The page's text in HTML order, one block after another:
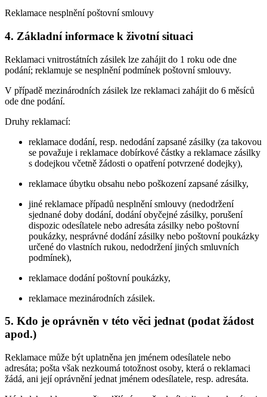
Reklamace nesplnění poštovní smlouvy
4. Základní informace k životní situaci
Reklamaci vnitrostátních zásilek lze zahájit do 1 roku ode dne
podání; reklamuje se nesplnění podmínek poštovní smlouvy.
V případě mezinárodních zásilek lze reklamaci zahájit do 6 měsíců
ode dne podání.
Druhy reklamací:
reklamace dodání, resp. nedodání zapsané zásilky (za takovou
se považuje i reklamace dobírkové částky a reklamace zásilky
s dodejkou včetně žádosti o opatření potvrzené dodejky),
reklamace úbytku obsahu nebo poškození zapsané zásilky,
jiné reklamace případů nesplnění smlouvy (nedodržení
sjednané doby dodání, dodání obyčejné zásilky, porušení
dispozic odesílatele nebo adresáta zásilky nebo poštovní
poukázky, nesprávné dodání zásilky nebo poštovní poukázky
určené do vlastních rukou, nedodržení jiných smluvních
podmínek),
reklamace dodání poštovní poukázky,
reklamace mezinárodních zásilek.
5. Kdo je oprávněn v této věci jednat (podat žádost
apod.)
Reklamace může být uplatněna jen jménem odesílatele nebo
adresáta; pošta však nezkoumá totožnost osoby, která o reklamaci
žádá, ani její oprávnění jednat jménem odesílatele, resp. adresáta.